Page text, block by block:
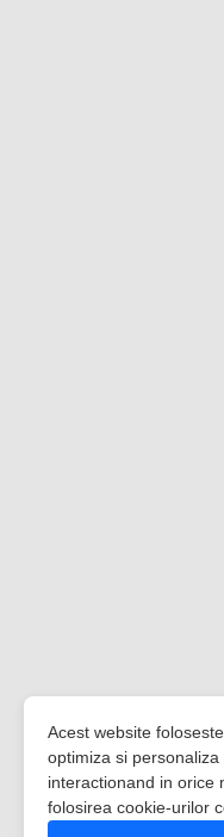
Acest website
optimiza si
interactionand in orice
folosirea cookie-urilor